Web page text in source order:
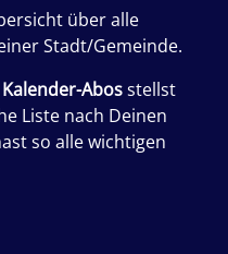
über alle
Stadt/Gemeinde.
Kalender-Abosstellst
Liste nach Deinen
so alle wichtigen